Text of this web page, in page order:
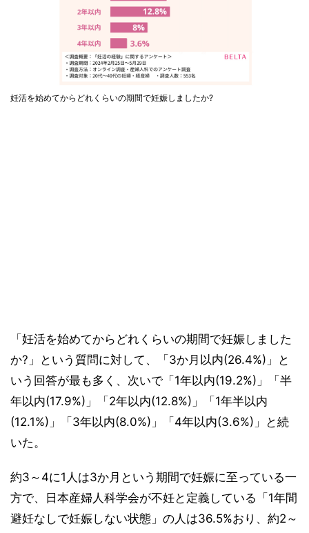
妊活を始めてからどれくらいの期間で妊娠しましたか?
「妊活を始めてからどれくらいの期間で妊娠しました
か?」という質問に対して、「3か月以内(26.4%)」と
いう回答が最も多く、次いで「1年以内(19.2%)」「半
年以内(17.9%)」「2年以内(12.8%)」「1年半以内
(12.1%)」「3年以内(8.0%)」「4年以内(3.6%)」と続
いた。
約3～4に1人は3か月という期間で妊娠に至っている一
方で、日本産婦人科学会が不妊と定義している「1年間
避妊なしで妊娠しない状態」の人は36.5%おり、約2～